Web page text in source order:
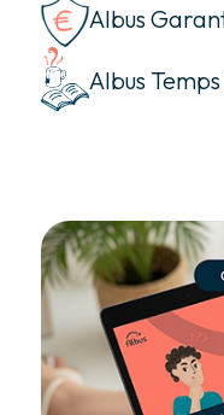
Albus
Albus